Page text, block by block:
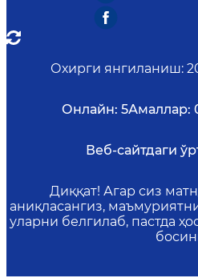
Охирги янгиланиш:
Онлайн: 5Амаллар:
Веб-сайтдаги
Диққат! Агар сиз
аниқласангиз,
уларни белгилаб, пастда